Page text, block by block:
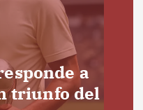
a
triunfo del